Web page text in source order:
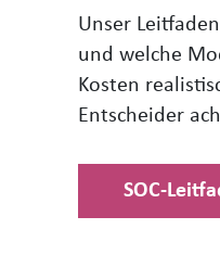
Unser
und welche
Kosten
Entscheider
SOC-